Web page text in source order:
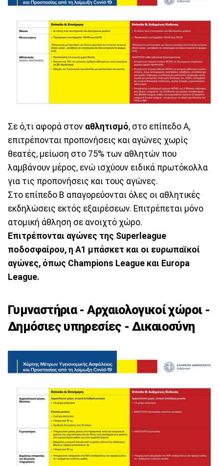
Σε ό,τι αφορά στον αθλητισμό, στο επίπεδο Α,
επιτρέπονται προπονήσεις και αγώνες χωρίς
θεατές, μείωση στο 75% των αθλητών που
λαμβάνουν μέρος, ενώ ισχύουν ειδικά πρωτόκολλα
για τις προπονήσεις και τους αγώνες.
Στο επίπεδο Β απαγορεύονται όλες οι αθλητικές
εκδηλώσεις εκτός εξαιρέσεων. Επιτρέπεται μόνο
ατομική άθληση σε ανοιχτό χώρο.
Επιτρέπονται αγώνες της Superleague
ποδοσφαίρου, η Α1 μπάσκετ και οι ευρωπαϊκοί
αγώνες, όπως Champions League και Europa
League.
Γυμναστήρια - Αρχαιολογικοί χώροι -
Δημόσιες υπηρεσίες - Δικαιοσύνη